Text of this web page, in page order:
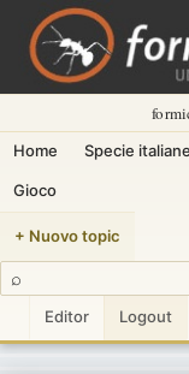
Home Specie italiane
Gioco
+ Nuovo topic
⌕
Editor Logout